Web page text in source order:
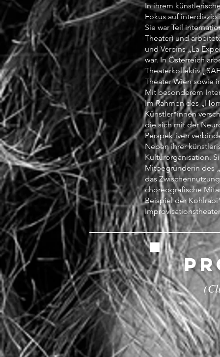
In ihrem
Fokus auf
Sie war Teil
Theater) und
und Vereins „La
war. In Österreich
Theaterkollektiv
Theater Wien sowie
Mit besonderem
Im Rahmen des
Künstler*innen
die sich mit der
Perspektiven
Neben ihrer
Kulturorganisation.
Mitbegründerin des
das
choreografische
Beispiel der